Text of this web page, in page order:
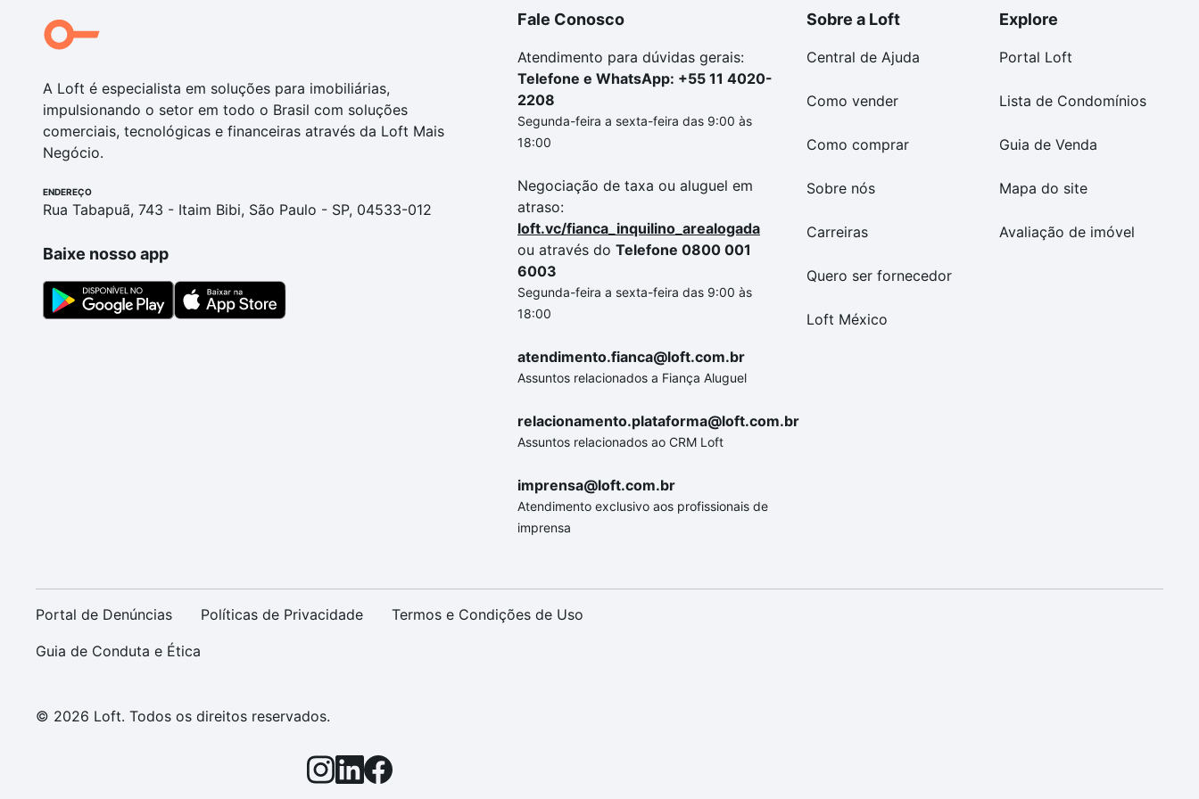
A Loft é especialista em soluções para imobiliárias,
impulsionando o setor em todo o Brasil com soluções
comerciais, tecnológicas e financeiras através da Loft Mais
Negócio.
ENDEREÇO
Rua Tabapuã, 743 - Itaim Bibi, São Paulo - SP, 04533-012
Baixe nosso app
Fale Conosco
Atendimento para dúvidas gerais:
Telefone e WhatsApp: +55 11 4020-
2208
Segunda-feira a sexta-feira das 9:00 às
18:00
Negociação de taxa ou aluguel em
atraso:
loft.vc/fianca_inquilino_arealogada
ou através do Telefone 0800 001
6003
Segunda-feira a sexta-feira das 9:00 às
18:00
atendimento.fianca@loft.com.br
Assuntos relacionados a Fiança Aluguel
relacionamento.plataforma@loft.com.br
Assuntos relacionados ao CRM Loft
imprensa@loft.com.br
Atendimento exclusivo aos profissionais de
imprensa
Sobre a Loft
Central de Ajuda
Como vender
Como comprar
Sobre nós
Carreiras
Quero ser fornecedor
Loft México
Explore
Portal Loft
Lista de Condomínios
Guia de Venda
Mapa do site
Avaliação de imóvel
Portal de Denúncias Políticas de Privacidade Termos e Condições de Uso
Guia de Conduta e Ética
© 2026 Loft. Todos os direitos reservados.